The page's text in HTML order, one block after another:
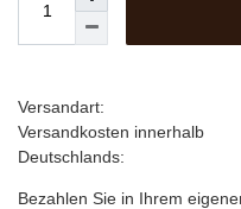
Versandart:
Versandkosten innerhalb
Deutschlands:
Bezahlen Sie in Ihrem